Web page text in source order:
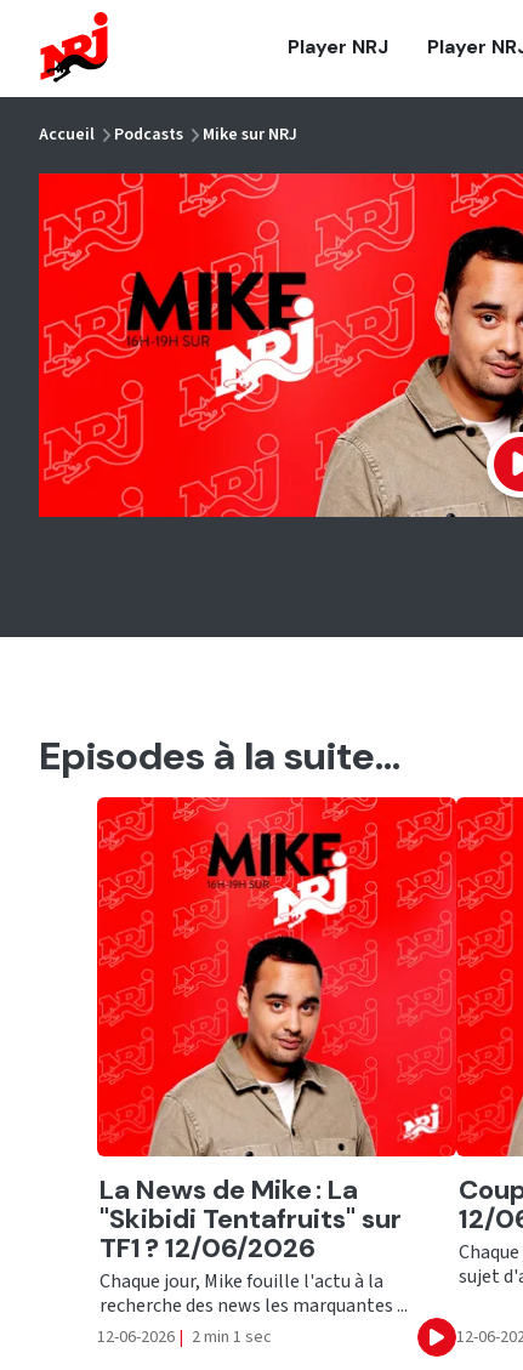
Player NRJ Player
Accueil Podcasts Mike sur NRJ
Episodes à la suite...
Ecouter
La News de Mike : La
"Skibidi Tentafruits" sur
TF1 ? 12/06/2026
Chaque jour, Mike fouille l'actu à la
recherche des news les marquantes ...
12-06-2026 | 2 min 1 sec Ecouter
12/
sujet
12-06-